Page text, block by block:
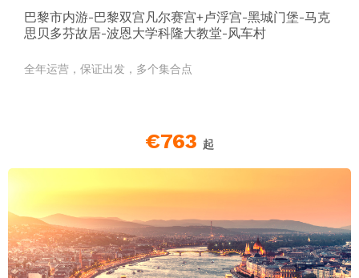
巴黎市内游-巴黎双宫凡尔赛宫+卢浮宫-黑城门堡-马克
思贝多芬故居-波恩大学科隆大教堂-风车村
全年运营，保证出发，多个集合点
€763 起